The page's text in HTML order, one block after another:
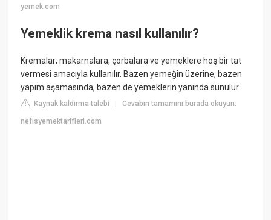
yemek.com
Yemeklik krema nasıl kullanılır?
Kremalar; makarnalara, çorbalara ve yemeklere hoş bir tat
vermesi amacıyla kullanılır. Bazen yemeğin üzerine, bazen
yapım aşamasında, bazen de yemeklerin yanında sunulur.
Kaynak kaldırma talebi |Cevabın tamamını burada okuyun:
nefisyemektarifleri.com